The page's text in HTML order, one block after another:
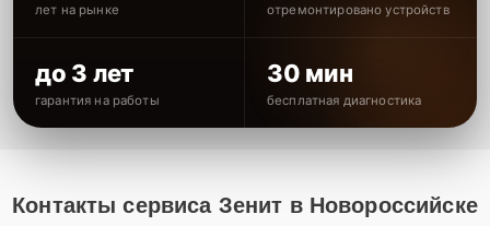
лет на рынке отремонтировано устройств
до 3 лет
гарантия на работы
30 мин
бесплатная диагностика
Контакты сервиса Зенит в Новороссийске